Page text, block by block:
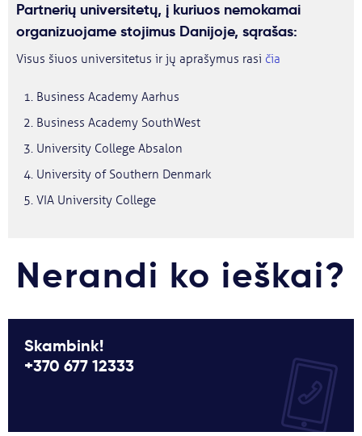
Partnerių universitetų, į kuriuos nemokamai
organizuojame stojimus Danijoje, sąrašas:
Visus šiuos universitetus ir jų aprašymus rasi čia
Business Academy Aarhus
Business Academy SouthWest
University College Absalon
University of Southern Denmark
VIA University College
Nerandi ko ieškai?
Skambink!
+370 677 12333